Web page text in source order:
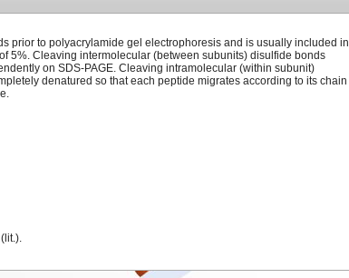
prior to polyacrylamide gel electrophoresis and is usually included in
5%. Cleaving intermolecular (between subunits) disulfide bonds
on SDS-PAGE. Cleaving intramolecular (within subunit)
denatured so that each peptide migrates according to its chain